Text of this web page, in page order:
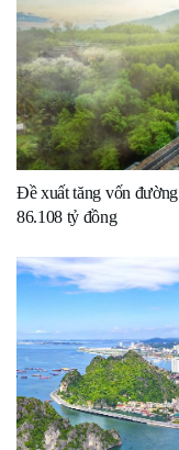
Đề xuất tăng vốn
86.108 tỷ đồng